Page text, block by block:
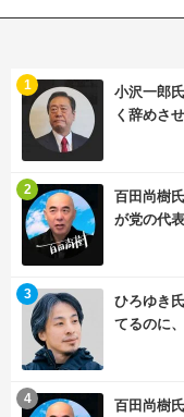
小沢一郎
く辞めさ
1
百田尚樹
が党の代
2
ひろゆき
てるのに
3
百田尚樹
4